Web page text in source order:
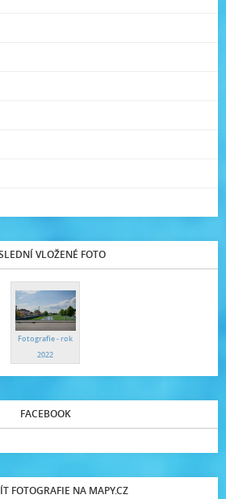
VLOŽENÉ FOTO
Fotografie - rok
2022
FACEBOOK
FOTOGRAFIE NA MAPY.CZ